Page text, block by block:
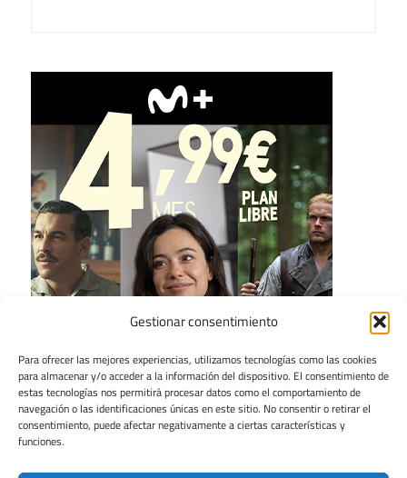
Gestionar consentimiento
Para ofrecer las mejores experiencias, utilizamos tecnologías como las cookies
para almacenar y/o acceder a la información del dispositivo. El consentimiento de
estas tecnologías nos permitirá procesar datos como el comportamiento de
navegación o las identificaciones únicas en este sitio. No consentir o retirar el
consentimiento, puede afectar negativamente a ciertas características y
funciones.